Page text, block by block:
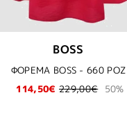
BOSS
ΦΟΡΕΜΑ BOSS - 660 ΡΟΖ
114,50€ 229,00€ 50%